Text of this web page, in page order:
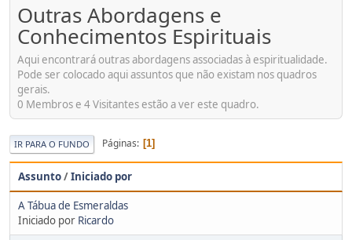
Outras Abordagens e
Conhecimentos Espirituais
Aqui encontrará outras abordagens associadas à espiritualidade.
Pode ser colocado aqui assuntos que não existam nos quadros
gerais.
0 Membros e 4 Visitantes estão a ver este quadro.
IR PARA O FUNDO Páginas 1
Assunto/Iniciado por
A Tábua de Esmeraldas
Iniciado por Ricardo